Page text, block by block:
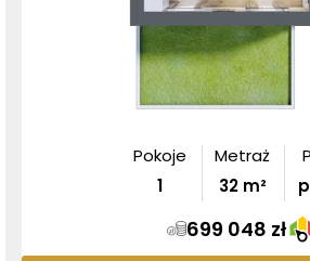
Pokoje
1
Metraż
32m²
699 048 zł